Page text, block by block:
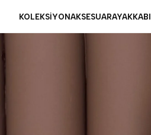
KOLEKSİYONAKSESUARAYAKKABI